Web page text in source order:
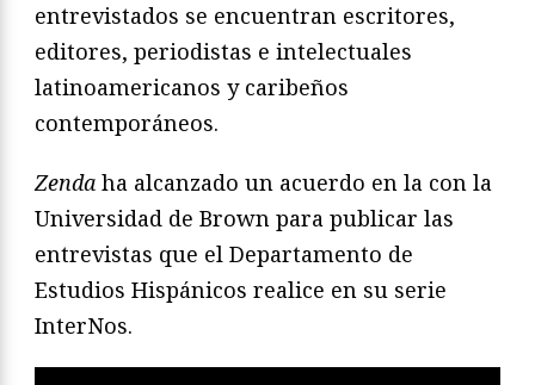
entrevistados se encuentran escritores,
editores, periodistas e intelectuales
latinoamericanos y caribeños
contemporáneos.
Zenda ha alcanzado un acuerdo en la con la
Universidad de Brown para publicar las
entrevistas que el Departamento de
Estudios Hispánicos realice en su serie
InterNos.